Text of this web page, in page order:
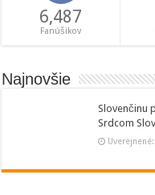
6,487
Fanúšikov
Najnovšie
Slovenčinu
Srdcom